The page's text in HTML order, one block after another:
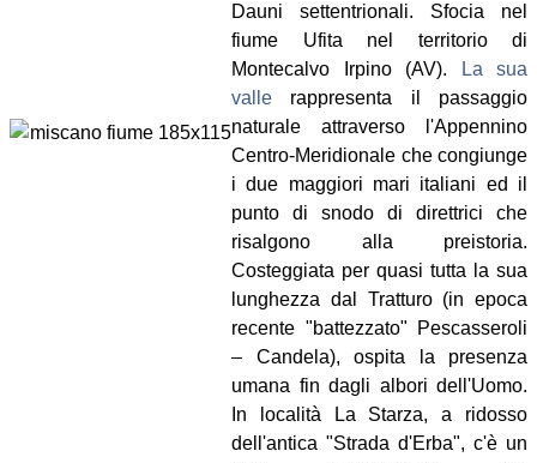
Dauni settentrionali. Sfocia nel
fiume Ufita nel territorio di
Montecalvo Irpino (AV).
La sua
valle rappresenta il passaggio
naturale attraverso l'Appennino
Centro-Meridionale che congiunge
i due maggiori mari italiani ed il
punto di snodo di direttrici che
risalgono alla preistoria.
Costeggiata per quasi tutta la sua
lunghezza dal Tratturo (in epoca
recente "battezzato" Pescasseroli
– Candela), ospita la presenza
umana fin dagli albori dell'Uomo.
In località La Starza, a ridosso
dell'antica "Strada d'Erba", c'è un